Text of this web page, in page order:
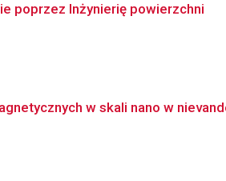
poprzez Inżynierię powierzchni
w skali nano w